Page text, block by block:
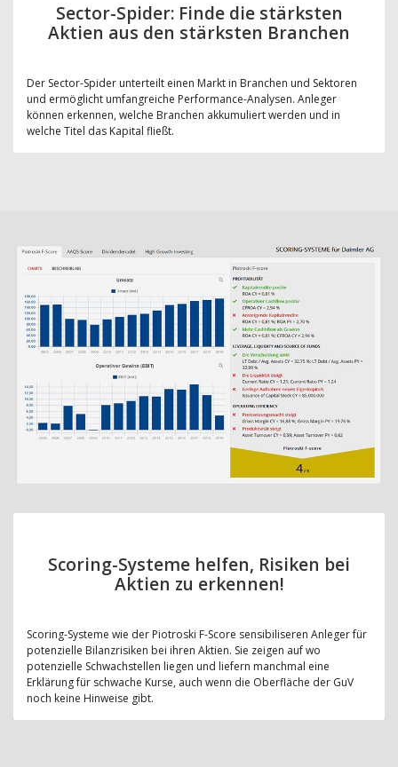
Sector-Spider: Finde die stärksten
Aktien aus den stärksten Branchen
Der Sector-Spider unterteilt einen Markt in Branchen und Sektoren
und ermöglicht umfangreiche Performance-Analysen. Anleger
können erkennen, welche Branchen akkumuliert werden und in
welche Titel das Kapital fließt.
Scoring-Systeme helfen, Risiken bei
Aktien zu erkennen!
Scoring-Systeme wie der Piotroski F-Score sensibiliseren Anleger für
potenzielle Bilanzrisiken bei ihren Aktien. Sie zeigen auf wo
potenzielle Schwachstellen liegen und liefern manchmal eine
Erklärung für schwache Kurse, auch wenn die Oberfläche der GuV
noch keine Hinweise gibt.